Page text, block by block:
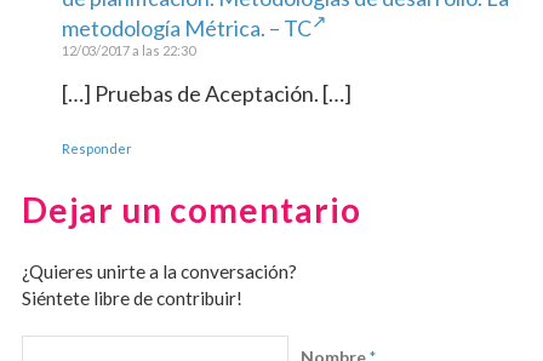
metodología Métrica. – TC
12/03/2017 a las 22:30
[…] Pruebas de Aceptación. […]
Responder
Dejar un comentario
¿Quieres unirte a la conversación?
Siéntete libre de contribuir!
Nombre